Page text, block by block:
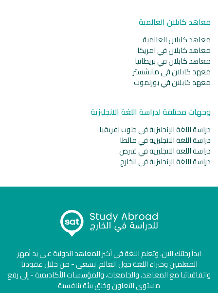
معاهد كابلان العالمية
معاهد كابلان العالمية
معاهد كابلان في امريكا
معاهد كابلان في بريطانيا
معهد كابلان في مانشستر
معهد كابلان في بورنموث
وجهات مختلفة لدراسة اللغة الانجليزية
دراسة اللغة الإنجليزية في جنوب افريقيا
دراسة اللغة الانجليزية في مالطا
دراسة اللغة الانجليزية في قبرص
دراسة اللغة الإنجليزية في الخارج
ابدأ رحلتك الآن، وتعلم اللغة في أكبر المعاهد الدولية على يد أمهر
المعلمين وخبراء اللغة حول العالم. نسعى - من خلال عقودنا
واتفاقياتنا مع المعاهد، والجامعات، والمؤسسات الأكاديمية - إلى رفع
مستوى التعاون وخلق بيئة تنافسية